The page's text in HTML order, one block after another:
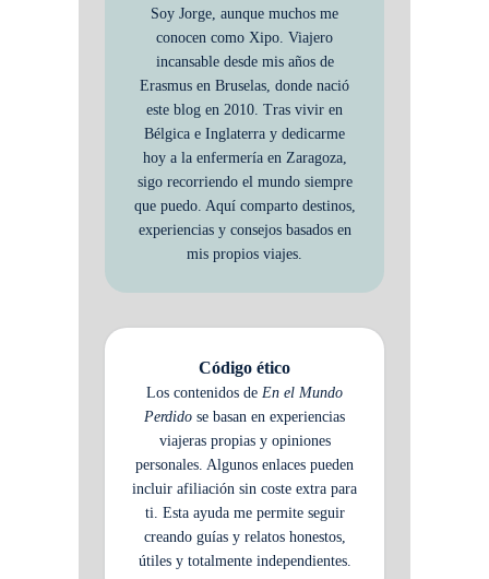
Soy Jorge, aunque muchos me
conocen como Xipo. Viajero
incansable desde mis años de
Erasmus en Bruselas, donde nació
este blog en 2010. Tras vivir en
Bélgica e Inglaterra y dedicarme
hoy a la enfermería en Zaragoza,
sigo recorriendo el mundo siempre
que puedo. Aquí comparto destinos,
experiencias y consejos basados en
mis propios viajes.
Código ético
Los contenidos de En el Mundo
Perdido se basan en experiencias
viajeras propias y opiniones
personales. Algunos enlaces pueden
incluir afiliación sin coste extra para
ti. Esta ayuda me permite seguir
creando guías y relatos honestos,
útiles y totalmente independientes.